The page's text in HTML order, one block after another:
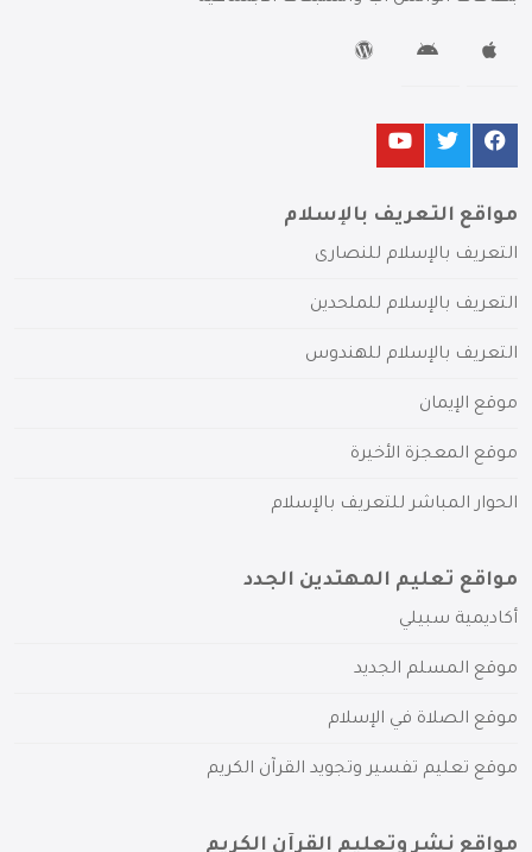
مواقع التعريف بالإسلام
التعريف بالإسلام للنصارى
التعريف بالإسلام للملحدين
التعريف بالإسلام للهندوس
موقع الإيمان
موقع المعجزة الأخيرة
الحوار المباشر للتعريف بالإسلام
مواقع تعليم المهتدين الجدد
أكاديمية سبيلي
موقع المسلم الجديد
موقع الصلاة في الإسلام
موقع تعليم تفسير وتجويد القرآن الكريم
مواقع نشر وتعليم القرآن الكريم